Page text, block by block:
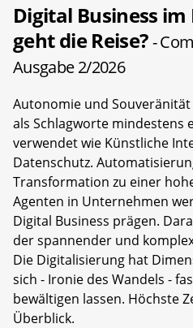
Digital Business im
geht die Reise?-
Ausgabe 2/2026
Autonomie und
als Schlagworte mindestens
verwendet wie Künstliche
Datenschutz.
Transformation zu einer
Agenten in Unternehmen
Digital Business prägen.
der spannender und
Die Digitalisierung hat
sich - Ironie des Wandels -
bewältigen lassen. Höchste
Überblick.